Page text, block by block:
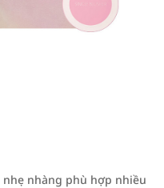
nhẹ nhàng phù hợp nhiều